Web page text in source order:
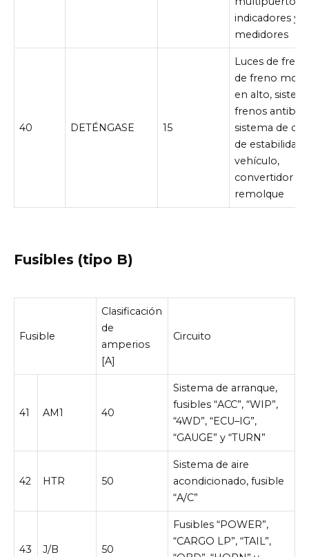
indicadores y
medidores
40 DETÉNGASE 15
Luces de
de freno
en alto,
frenos
sistema de
de estabilidad
vehículo,
convertidor de
remolque
Fusibles (tipo B)
Fusible
Clasificación
de
amperios
[A]
Circuito
41 AM1 40
Sistema de arranque,
fusibles “ACC”, “WIP”,
“4WD”, “ECU–IG”,
“GAUGE” y “TURN”
42 HTR 50
Sistema de aire
acondicionado, fusible
“A/C”
43 J/B 50
Fusibles “POWER”,
“CARGO LP”, “TAIL”,